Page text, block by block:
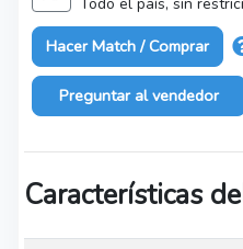
Hacer Match / Comprar
Preguntar al vendedor
Características